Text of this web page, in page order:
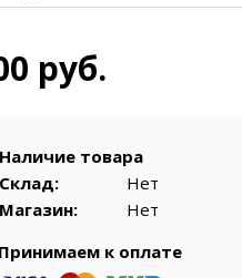
Уцененный Товар
руб.
Наличие товара
Склад:
Нет
Магазин:
Нет
Принимаем к оплате